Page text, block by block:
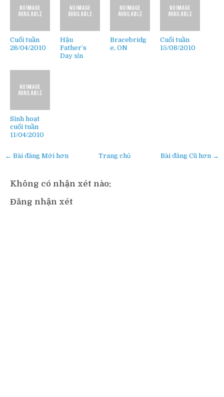
Cuối tuần
26/04/2010
Hậu
Father’s
Day xỉn
Bracebridg
e, ON
Cuối tuần
15/08/2010
Sinh hoạt
cuối tuần
11/04/2010
← Bài đăng Mới hơn Bài đăng Cũ hơn →
Trang chủ
Không có nhận xét nào:
Đăng nhận xét